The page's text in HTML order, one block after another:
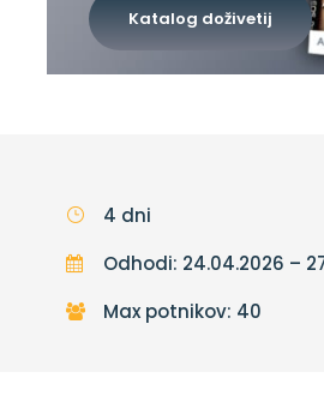
Katalog doživetij
4 dni
Odhodi: 24.04.2026 –
Max potnikov: 40